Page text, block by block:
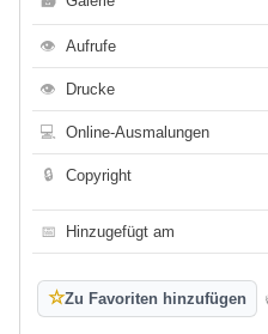
👁 Aufrufe
👁 Drucke
💻 Online-Ausmalungen
🔒 Copyright
📅 Hinzugefügt am
☆Zu Favoriten hinzufügen